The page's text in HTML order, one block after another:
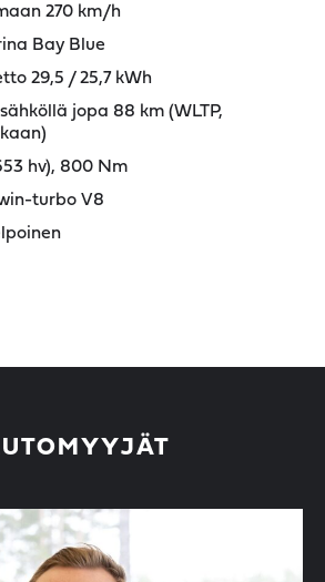
270 km/h
Bay Blue
29,5 / 25,7 kWh
jopa 88 km (WLTP,
hv), 800 Nm
turbo V8